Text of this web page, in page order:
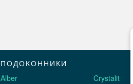
ПОДОКОННИКИ
Alber
Crystalit